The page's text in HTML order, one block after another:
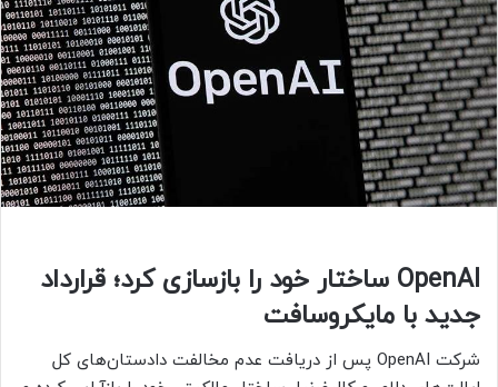
OpenAI ساختار خود را بازسازی کرد؛ قرارداد
جدید با مایکروسافت
شرکت OpenAI پس از دریافت عدم مخالفت دادستان‌های کل